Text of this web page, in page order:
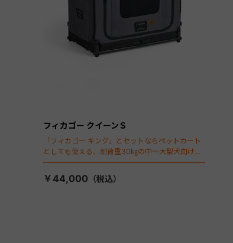
フィカゴー クイーンＳ
「フィカゴー キング」とセットならペットカート
としても使える、耐荷重30㎏の中～大型犬向けケ
ージが登場！
￥44,000